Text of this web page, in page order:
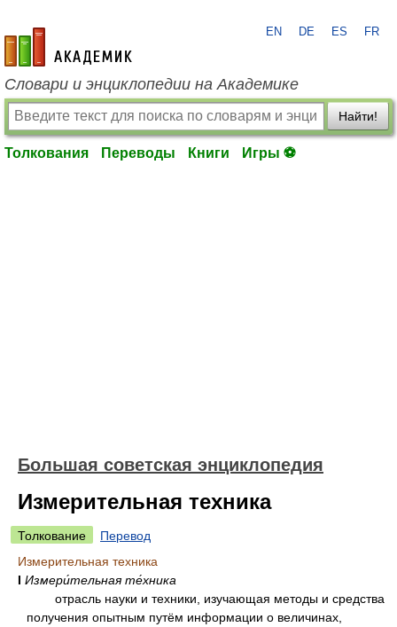
academic.ru
EN DE ES FR
Словари и энциклопедии на Академике
Найти!
Толкования Переводы Книги Игры ⚽
Большая советская энциклопедия
Измерительная техника
Толкование
Перевод
Измерительная техника
I Измери́тельная те́хника
отрасль науки и техники, изучающая методы и средства
получения опытным путём информации о величинах,